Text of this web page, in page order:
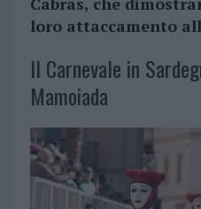
loro attaccamento
Il Carnevale in
Mamoiada